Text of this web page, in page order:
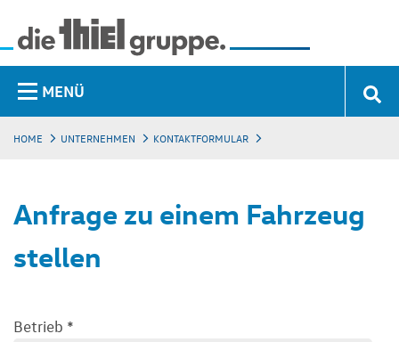
MENÜ
HOME UNTERNEHMEN KONTAKTFORMULAR
Anfrage zu einem Fahrzeug
stellen
Betrieb *